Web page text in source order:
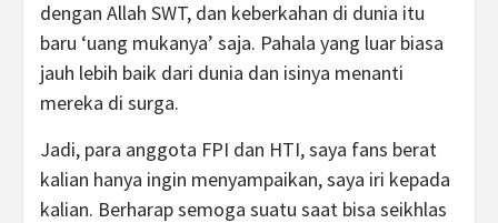
dengan Allah SWT, dan keberkahan di dunia itu
baru ‘uang mukanya’ saja. Pahala yang luar biasa
jauh lebih baik dari dunia dan isinya menanti
mereka di surga.
Jadi, para anggota FPI dan HTI, saya fans berat
kalian hanya ingin menyampaikan, saya iri kepada
kalian. Berharap semoga suatu saat bisa seikhlas